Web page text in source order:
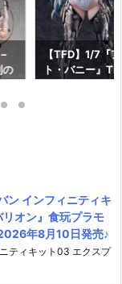
の
【TFD】1/7『
ト・バニー』
ン インフィニティキ
オン』食玩プラモ
年8月10日発売♪
ティキット03 エクスプ